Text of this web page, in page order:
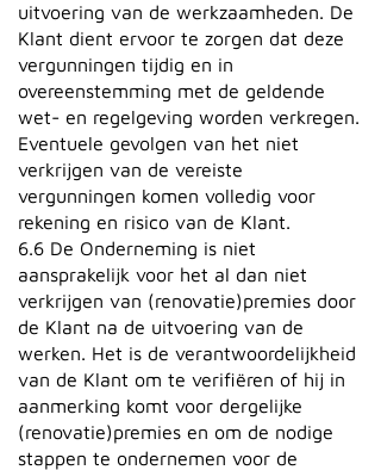
uitvoering van de werkzaamheden. De
Klant dient ervoor te zorgen dat deze
vergunningen tijdig en in
overeenstemming met de geldende
wet- en regelgeving worden verkregen.
Eventuele gevolgen van het niet
verkrijgen van de vereiste
vergunningen komen volledig voor
rekening en risico van de Klant.
6.6 De Onderneming is niet
aansprakelijk voor het al dan niet
verkrijgen van (renovatie)premies door
de Klant na de uitvoering van de
werken. Het is de verantwoordelijkheid
van de Klant om te verifiëren of hij in
aanmerking komt voor dergelijke
(renovatie)premies en om de nodige
stappen te ondernemen voor de